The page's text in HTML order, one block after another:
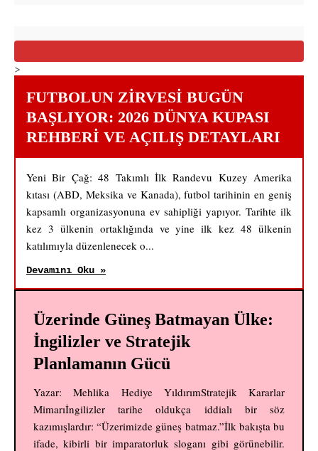
>
FUTBOLUN ZIRVESI BUGÜN
BAŞLIYOR: 2026 DÜNYA KUPASI
REHBERI VE AÇILIŞ DETAYLARI
Yeni Bir Çağ: 48 Takımlı İlk Randevu Kuzey Amerika
kıtası (ABD, Meksika ve Kanada), futbol tarihinin en geniş
kapsamlı organizasyonuna ev sahipliği yapıyor. Tarihte ilk
kez 3 ülkenin ortaklığında ve yine ilk kez 48 ülkenin
katılımıyla düzenlenecek o...
Devamını Oku »
Üzerinde Güneş Batmayan Ülke:
İngilizler ve Stratejik
Planlamanın Gücü
Yazar: Mehlika Hediye YıldırımStratejik Kararlar
Mimarıİngilizler tarihe oldukça iddialı bir söz
kazımışlardır: “Üzerimizde güneş batmaz.”İlk bakışta bu
ifade, kibirli bir imparatorluk sloganı gibi görünebilir.